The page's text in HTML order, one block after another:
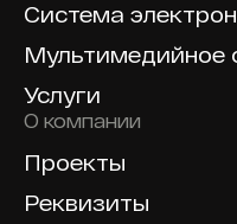
Система
Мультимедийное
Услуги
О компании
Проекты
Реквизиты